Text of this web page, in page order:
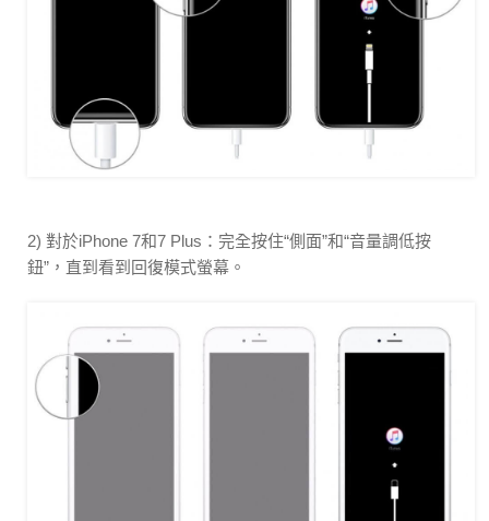
2) 對於iPhone 7和7 Plus：完全按住“側面”和“音量調低按
鈕”，直到看到回復模式螢幕。